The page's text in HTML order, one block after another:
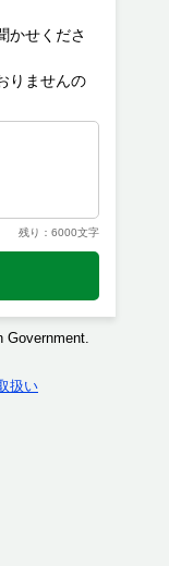
かせくださ
りませんの
残り：6000文字
Government.
扱い